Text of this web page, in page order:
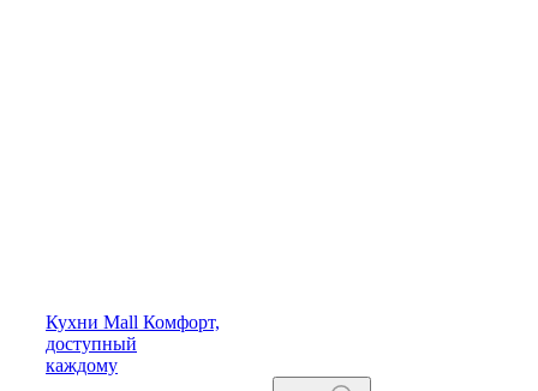
Кухни Mall Комфорт,
доступный
каждому